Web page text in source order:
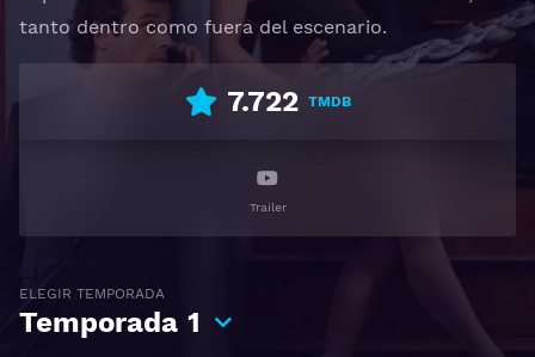
tanto dentro como fuera del escenario.
7.722 TMDB
Trailer
ELEGIR TEMPORADA
Temporada 1